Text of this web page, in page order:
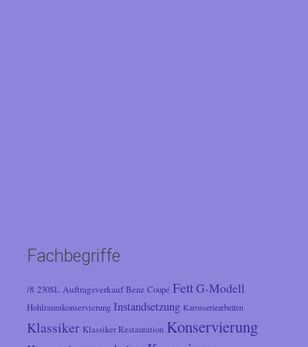
Fachbegriffe
/8 230SL Auftragsverkauf Benz Coupé FettG-Modell
Hohlraumkonservierung Instandsetzung Karosseriearbeiten
Klassiker Klassiker Restauration Konservierung